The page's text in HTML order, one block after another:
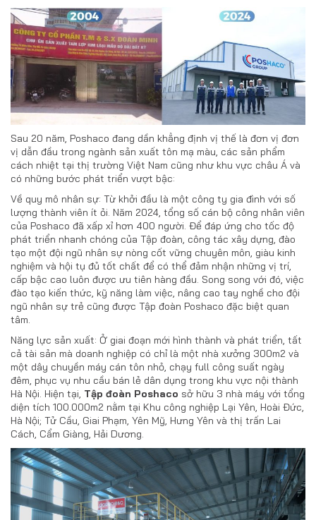
Sau 20 năm, Poshaco đang dần khẳng định vị thế là đơn vị đơn
vị dẫn đầu trong ngành sản xuất tôn mạ màu, các sản phẩm
cách nhiệt tại thị trường Việt Nam cũng như khu vực châu Á và
có những bước phát triển vượt bậc:
Về quy mô nhân sự: Từ khởi đầu là một công ty gia đình với số
lượng thành viên ít ỏi. Năm 2024, tổng số cán bộ công nhân viên
của Poshaco đã xấp xỉ hơn 400 người. Để đáp ứng cho tốc độ
phát triển nhanh chóng của Tập đoàn, công tác xây dựng, đào
tạo một đội ngũ nhân sự nòng cốt vững chuyên môn, giàu kinh
nghiệm và hội tụ đủ tốt chất để có thể đảm nhận những vị trí,
cấp bậc cao luôn được ưu tiên hàng đầu. Song song với đó, việc
đào tạo kiến thức, kỹ năng làm việc, nâng cao tay nghề cho đội
ngũ nhân sự trẻ cũng được Tập đoàn Poshaco đặc biệt quan
tâm.
Năng lực sản xuất: Ở giai đoạn mới hình thành và phát triển, tất
cả tài sản mà doanh nghiệp có chỉ là một nhà xưởng 300m2 và
một dây chuyền máy cán tôn nhỏ, chạy full công suất ngày
đêm, phục vụ nhu cầu bán lẻ dân dụng trong khu vực nội thành
Hà Nội. Hiện tại, Tập đoàn Poshaco sở hữu 3 nhà máy với tổng
diện tích 100.000m2 nằm tại Khu công nghiệp Lại Yên, Hoài Đức,
Hà Nội; Tử Cầu, Giai Phạm, Yên Mỹ, Hưng Yên và thị trấn Lai
Cách, Cẩm Giàng, Hải Dương.